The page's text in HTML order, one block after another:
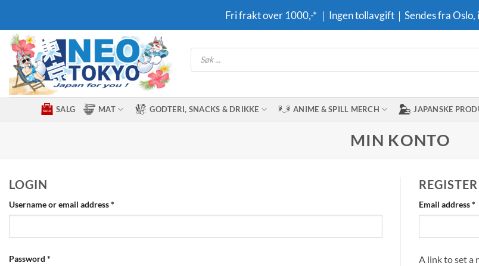
content
Fri frakt over 1000,-* ｜Ingen tollavgift｜Sendes fra Oslo,
Products
search
SALG MAT GODTERI, SNACKS & DRIKKE ANIME & SPILL MERCH JAPANSKE
MIN KONTO
LOGIN
Username or email address*
Password *
REGISTER
Email address*
A link to set a